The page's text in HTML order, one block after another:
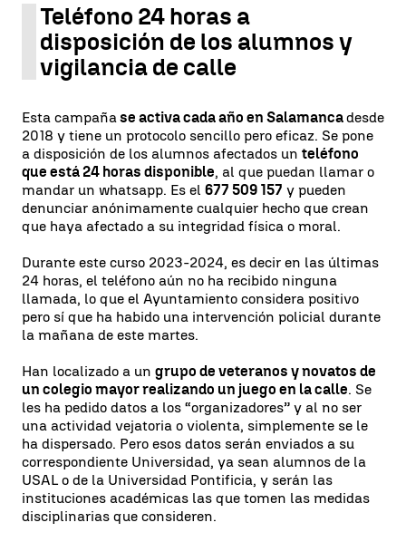
Teléfono 24 horas a
disposición de los alumnos y
vigilancia de calle
Esta campaña se activa cada año en Salamancadesde
2018 y tiene un protocolo sencillo pero eficaz. Se pone
a disposición de los alumnos afectados un teléfono
que está 24 horas disponible, al que puedan llamar o
mandar un whatsapp. Es el 677 509 157 y pueden
denunciar anónimamente cualquier hecho que crean
que haya afectado a su integridad física o moral.
Durante este curso 2023-2024, es decir en las últimas
24 horas, el teléfono aún no ha recibido ninguna
llamada, lo que el Ayuntamiento considera positivo
pero sí que ha habido una intervención policial durante
la mañana de este martes.
Han localizado a un grupo de veteranos y novatos de
un colegio mayor realizando un juego en la calle. Se
les ha pedido datos a los “organizadores” y al no ser
una actividad vejatoria o violenta, simplemente se le
ha dispersado. Pero esos datos serán enviados a su
correspondiente Universidad, ya sean alumnos de la
USAL o de la Universidad Pontificia, y serán las
instituciones académicas las que tomen las medidas
disciplinarias que consideren.